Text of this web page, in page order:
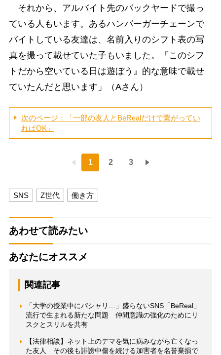
それから、アルバイト先のバックヤードで撮っ
ている人もいます。あるハンバーガーチェーンで
バイトしている友達は、名前入りのシフト表の写
真を撮って載せていた子もいました。『このシフ
トだから空いている日は遊ぼう』的な意味で載せ
ていたんだと思います」（Aさん）
次のページ：「一部の友人とBeRealだけで繋がってい
ればOK」
1 2 3
SNS Z世代 働き方
あわせて読みたい
あなたにオススメ
関連記事
「大学の授業中にパシャリ…」盛らないSNS「BeReal」
流行で生まれる新たな問題 仲間意識の強化のためにリ
スクとスリルを共有
【法律相談】ネット上のデマを気に病みながら亡くなっ
た友人 その後も誹謗中傷を続ける加害者を名誉棄損で